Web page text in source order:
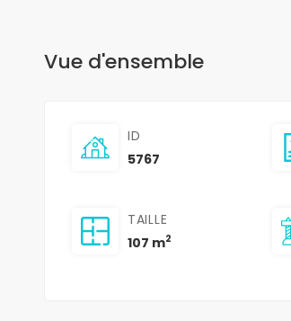
Vue d'ensemble
ID
5767
TAILLE
107 m2